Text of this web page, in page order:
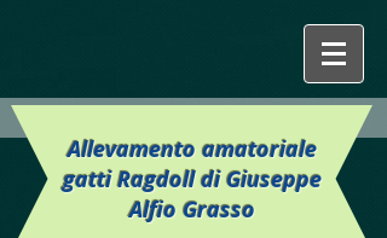
Allevamento amatoriale
gatti Ragdoll di Giuseppe
Alfio Grasso